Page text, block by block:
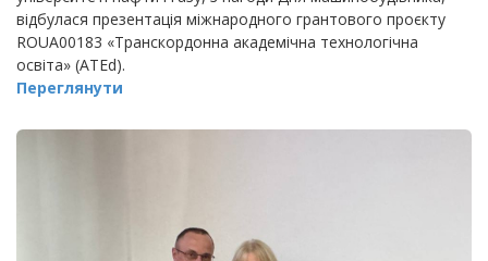
відбулася презентація міжнародного грантового проєкту
ROUA00183 «Транскордонна академічна технологічна
освіта» (ATEd).
Переглянути